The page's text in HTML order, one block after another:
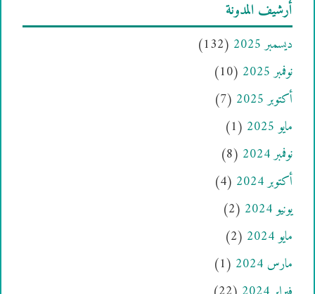
أرشيف المدونة
ديسمبر 2025
(132)
نوفمبر 2025
(10)
أكتوبر 2025
(7)
مايو 2025
(1)
نوفمبر 2024
(8)
أكتوبر 2024
(4)
يونيو 2024
(2)
مايو 2024
(2)
مارس 2024
(1)